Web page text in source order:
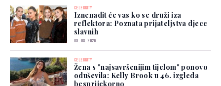
CELEBRITY
Iznenadit će vas ko se druži iza
reflektora: Poznata prijateljstva djece
slavnih
08. 08. 2026.
CELEBRITY
Žena s "najsavršenijim tijelom" ponovo
oduševila: Kelly Brook u 46. izgleda
besprijekorno